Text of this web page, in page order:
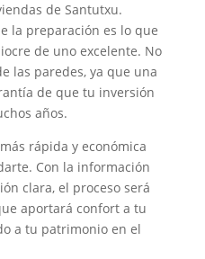
de Santutxu.
la preparación es lo que
de uno excelente. No
las paredes, ya que una
de que tu inversión
años.
rápida y económica
Con la información
clara, el proceso será
aportará confort a tu
a tu patrimonio en el